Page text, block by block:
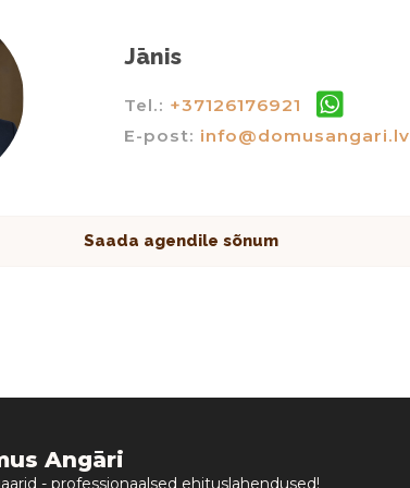
Jānis
Tel.: +37126176921
E-post: info@domusangari.lv
Saada agendile sõnum
Angāri
- professionaalsed ehituslahendused!